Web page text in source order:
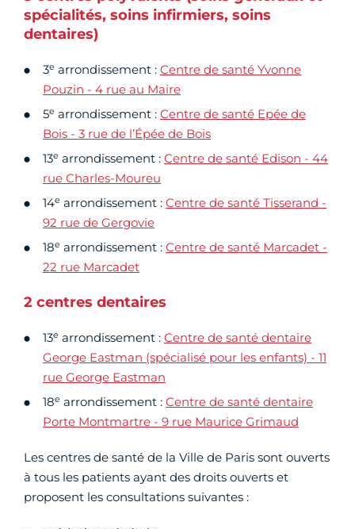
spécialités, soins infirmiers, soins
dentaires)
3e arrondissement : Centre de santé Yvonne
Pouzin - 4 rue au Maire
5e arrondissement : Centre de santé Epée de
Bois - 3 rue de l’Épée de Bois
13e arrondissement : Centre de santé Edison - 44
rue Charles-Moureu
14e arrondissement : Centre de santé Tisserand -
92 rue de Gergovie
18e arrondissement : Centre de santé Marcadet -
22 rue Marcadet
2 centres dentaires
13e arrondissement : Centre de santé dentaire
George Eastman (spécialisé pour les enfants) - 11
rue George Eastman
18e arrondissement : Centre de santé dentaire
Porte Montmartre - 9 rue Maurice Grimaud
Les centres de santé de la Ville de Paris sont ouverts
à tous les patients ayant des droits ouverts et
proposent les consultations suivantes :